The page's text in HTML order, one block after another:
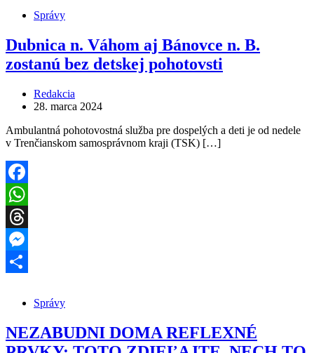
Správy
Dubnica n. Váhom aj Bánovce n. B.
zostanú bez detskej pohotovsti
Redakcia
28. marca 2024
Ambulantná pohotovostná služba pre dospelých a deti je od nedele
v Trenčianskom samosprávnom kraji (TSK) […]
Facebook
WhatsApp
Threads
Messenger
Správy
NEZABUDNI DOMA REFLEXNÉ